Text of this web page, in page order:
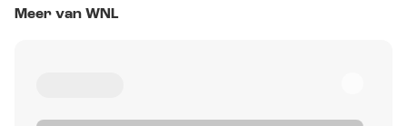
Meer van WNL